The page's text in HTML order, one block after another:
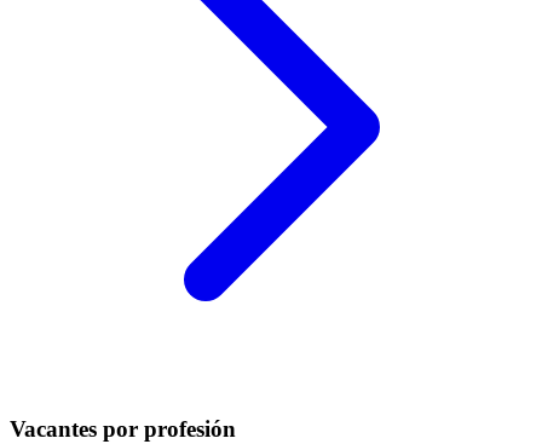
Vacantes por profesión